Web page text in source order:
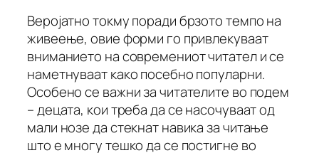
Веројатно токму поради брзото темпо на
живеење, овие форми го привлекуваат
вниманието на современиот читател и се
наметнуваат како посебно популарни.
Особено се важни за читателите во подем
– децата, кои треба да се насочуваат од
мали нозе да стекнат навика за читање
што е многу тешко да се постигне во